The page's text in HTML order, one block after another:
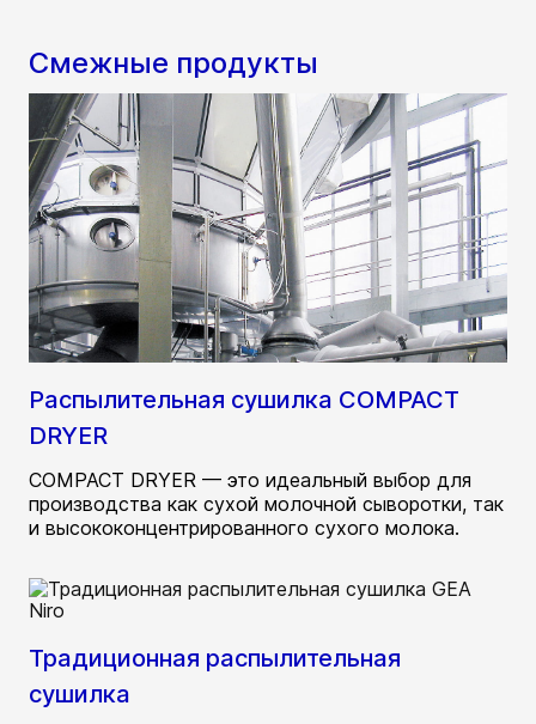
Смежные продукты
Распылительная сушилка COMPACT
DRYER
COMPACT DRYER — это идеальный выбор для
производства как сухой молочной сыворотки, так
и высококонцентрированного сухого молока.
Традиционная распылительная
сушилка